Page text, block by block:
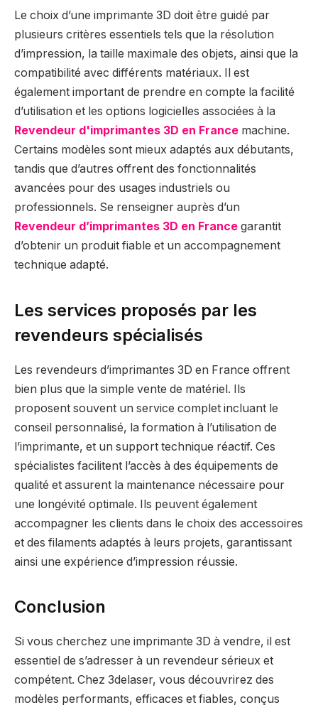
Le choix d’une imprimante 3D doit être guidé par
plusieurs critères essentiels tels que la résolution
d’impression, la taille maximale des objets, ainsi que la
compatibilité avec différents matériaux. Il est
également important de prendre en compte la facilité
d’utilisation et les options logicielles associées à la
Revendeur d'imprimantes 3D en France machine.
Certains modèles sont mieux adaptés aux débutants,
tandis que d’autres offrent des fonctionnalités
avancées pour des usages industriels ou
professionnels. Se renseigner auprès d’un
Revendeur d’imprimantes 3D en France garantit
d’obtenir un produit fiable et un accompagnement
technique adapté.
Les services proposés par les
revendeurs spécialisés
Les revendeurs d’imprimantes 3D en France offrent
bien plus que la simple vente de matériel. Ils
proposent souvent un service complet incluant le
conseil personnalisé, la formation à l’utilisation de
l’imprimante, et un support technique réactif. Ces
spécialistes facilitent l’accès à des équipements de
qualité et assurent la maintenance nécessaire pour
une longévité optimale. Ils peuvent également
accompagner les clients dans le choix des accessoires
et des filaments adaptés à leurs projets, garantissant
ainsi une expérience d’impression réussie.
Conclusion
Si vous cherchez une imprimante 3D à vendre, il est
essentiel de s’adresser à un revendeur sérieux et
compétent. Chez 3delaser, vous découvrirez des
modèles performants, efficaces et fiables, conçus